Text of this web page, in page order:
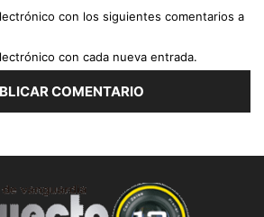
con los siguientes comentarios a
con cada nueva entrada.